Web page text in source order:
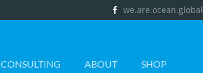
Social
Media
we.are.ocean.global
CONSULTING ABOUT SHOP